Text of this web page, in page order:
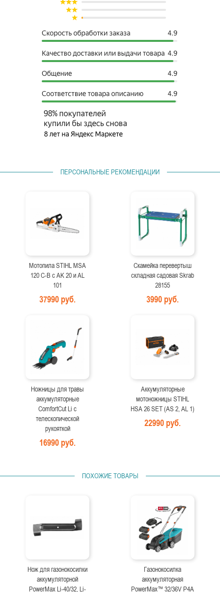
ПЕРСОНАЛЬНЫЕ РЕКОМЕНДАЦИИ
Мотопила STIHL MSA
120 C-B с AK 20 и AL
101
37990 руб.
Скамейка перевертыш
складная садовая Skrab
28155
3990 руб.
Ножницы для травы
аккумуляторные
ComfortCut Li с
телескопической
рукояткой
16990 руб.
Аккумуляторные
мотоножницы STIHL
HSA 26 SET (AS 2, AL 1)
22990 руб.
ПОХОЖИЕ ТОВАРЫ
Нож для газонокосилки
аккумуляторной
PowerMax Li-40/32, Li-
Газонокосилка
аккумуляторная
PowerMax™ 32/36V P4A